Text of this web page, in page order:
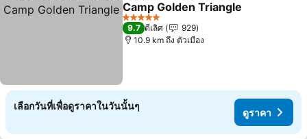
Camp Golden Triangle
ดูราคา
5 ดาว
9.7 ดีเลิศ
929
10.9 km ถึง ตัวเมือง
เลือกวันที่เพื่อดูราคาในวันนั้นๆ
ดูราคา